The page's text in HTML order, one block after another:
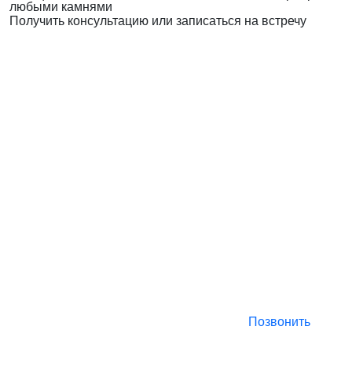
любыми камнями
Получить консультацию или записаться на встречу
Позвонить